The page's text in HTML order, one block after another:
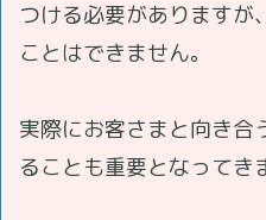
つける必要がありますが
ことはできません。
実際にお客さまと向き合
ることも重要となってき